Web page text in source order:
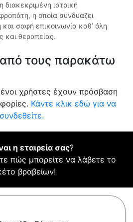
διακεκριμένη ιατρική
η οποία συνδυάζει
σαφή επικοινωνία καθ’ όλη
και θεραπείας.
από τους παρακάτω
χρήστες έχουν πρόσβαση
Κάντε κλικ εδώ για να
συνδεθείτε.
η εταιρεία σας?
πώς μπορείτε να λάβετε το
βραβείων!